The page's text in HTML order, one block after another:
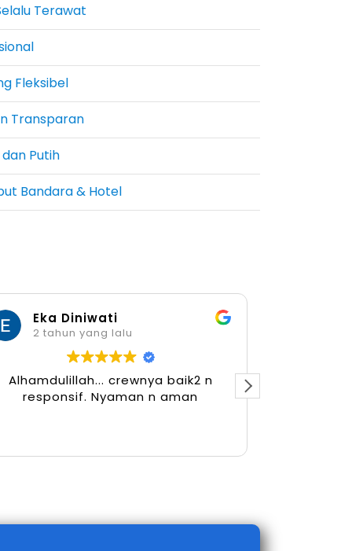
Terawat
Fleksibel
Transparan
Putih
Bandara & Hotel
Eka Diniwati
2 tahun yang lalu
Alhamdulillah... crewnya baik2 n
responsif. Nyaman n aman